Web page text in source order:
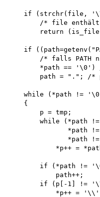
if (strchr(file,
/* file
return
if
/* falls PATH
*path == '\0')
path = "."; /*
while (*path !=
    {
        p = tmp;
while (*path
*path
*path
*p++ =
if (*path !=
            path++;
if (p[-1] !=
*p++ =